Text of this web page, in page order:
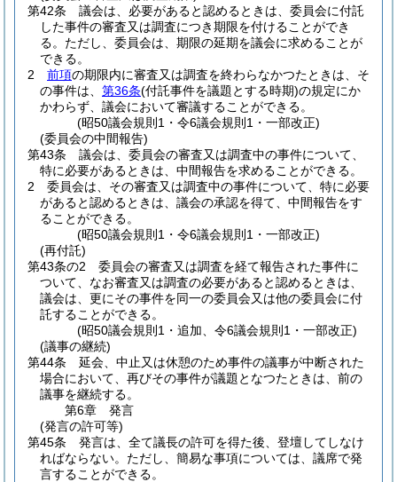
第42条
議会は、必要があると認めるときは、委員会に付託
した事件の審査又は調査につき期限を付けることができ
る。 ただし、委員会は、期限の延期を議会に求めることが
できる。
2
前項の期限内に審査又は調査を終わらなかつたときは、そ
の事件は、 第36条(付託事件を議題とする時期)の規定にか
かわらず、議会において審議することができる。
(昭50議会規則1・令6議会規則1・一部改正)
(委員会の中間報告)
第43条
議会は、委員会の審査又は調査中の事件について、
特に必要があるときは、中間報告を求めることができる。
2
委員会は、その審査又は調査中の事件について、特に必要
があると認めるときは、議会の承認を得て、中間報告をす
ることができる。
(昭50議会規則1・令6議会規則1・一部改正)
(再付託)
第43条の2
委員会の審査又は調査を経て報告された事件に
ついて、なお審査又は調査の必要があると認めるときは、
議会は、更にその事件を同一の委員会又は他の委員会に付
託することができる。
(昭50議会規則1・追加、令6議会規則1・一部改正)
(議事の継続)
第44条
延会、中止又は休憩のため事件の議事が中断された
場合において、再びその事件が議題となつたときは、前の
議事を継続する。
第6章
発言
(発言の許可等)
第45条
発言は、全て議長の許可を得た後、登壇してしなけ
ればならない。 ただし、簡易な事項については、議席で発
言することができる。